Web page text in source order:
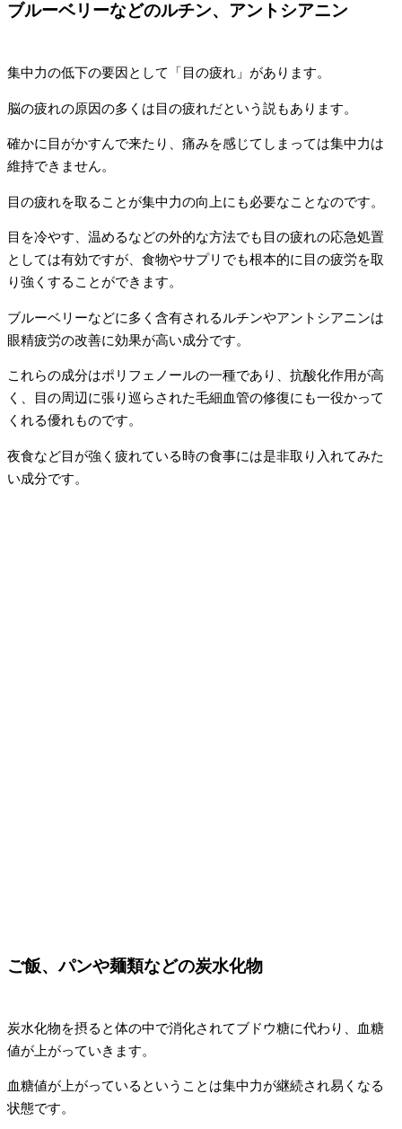
ブルーベリーなどのルチン、アントシアニン
集中力の低下の要因として「目の疲れ」があります。
脳の疲れの原因の多くは目の疲れだという説もあります。
確かに目がかすんで来たり、痛みを感じてしまっては集中力は
維持できません。
目の疲れを取ることが集中力の向上にも必要なことなのです。
目を冷やす、温めるなどの外的な方法でも目の疲れの応急処置
としては有効ですが、食物やサプリでも根本的に目の疲労を取
り強くすることができます。
ブルーベリーなどに多く含有されるルチンやアントシアニンは
眼精疲労の改善に効果が高い成分です。
これらの成分はポリフェノールの一種であり、抗酸化作用が高
く、目の周辺に張り巡らされた毛細血管の修復にも一役かって
くれる優れものです。
夜食など目が強く疲れている時の食事には是非取り入れてみた
い成分です。
ご飯、パンや麺類などの炭水化物
炭水化物を摂ると体の中で消化されてブドウ糖に代わり、血糖
値が上がっていきます。
血糖値が上がっているということは集中力が継続され易くなる
状態です。